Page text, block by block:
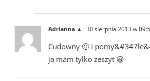
Adrianna ▲ 30 sierpnia 2013 w
Cudowny 🙂 i
ja mam tylko zeszyt 😀